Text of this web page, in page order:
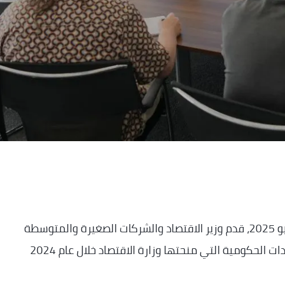
…_في 2 يوليو 2025، قدم وزير الاقتصاد والشركات الصغيرة والمتوسطة
والطاقة والسياحة، ليكس ديليس، نتائج المساعدات الحكومية التي منحتها وزارة الاقتصاد خلال عام 2024